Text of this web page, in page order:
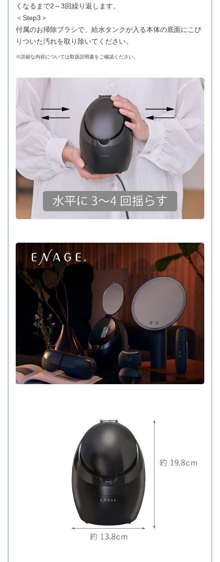
くなるまで2～3回繰り返します。
＜Step3＞
付属のお掃除ブラシで、給水タンクが入る本体の底面にこび
りついた汚れを取り除いてください。
※詳細な内容については取扱説明書をご確認ください。